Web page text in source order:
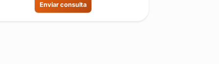
Enviar consulta